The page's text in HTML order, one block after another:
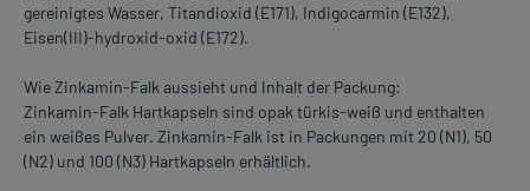
gereinigtes Wasser, Titandioxid (E171), Indigocarmin (E132),
Eisen(III)-hydroxid-oxid (E172).
Wie Zinkamin-Falk aussieht und Inhalt der Packung:
Zinkamin-Falk Hartkapseln sind opak türkis-weiß und enthalten
ein weißes Pulver. Zinkamin-Falk ist in Packungen mit 20 (N1), 50
(N2) und 100 (N3) Hartkapseln erhältlich.